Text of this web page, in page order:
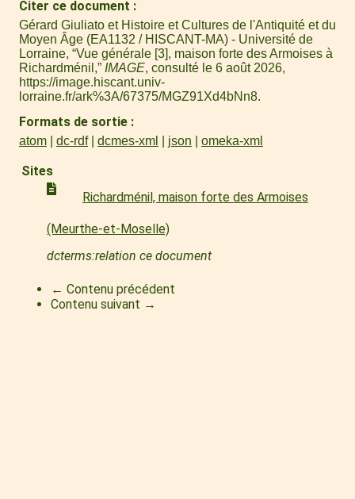
Citer ce document
Gérard Giuliato et Histoire et Cultures de l'Antiquité et du
Moyen Âge (EA1132 / HISCANT-MA) - Université de
Lorraine, “Vue générale [3], maison forte des Armoises à
Richardménil,” IMAGE, consulté le 6 août 2026,
https://image.hiscant.univ-
lorraine.fr/ark%3A/67375/MGZ91Xd4bNn8.
Formats de sortie
atom dc-rdf dcmes-xml json omeka-xml
Sites
Richardménil, maison forte des Armoises
(Meurthe-et-Moselle)
dcterms:relation ce document
← Contenu précédent
Contenu suivant →